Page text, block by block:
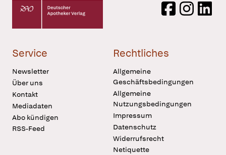
Deutscher Apotheker Verlag Logo
FacebookInstagram
Service
Newsletter
Über uns
Kontakt
Mediadaten
Abo kündigen
RSS-Feed
Rechtliches
Allgemeine
Geschäftsbedingungen
Allgemeine
Nutzungsbedingungen
Impressum
Datenschutz
Widerrufsrecht
Netiquette